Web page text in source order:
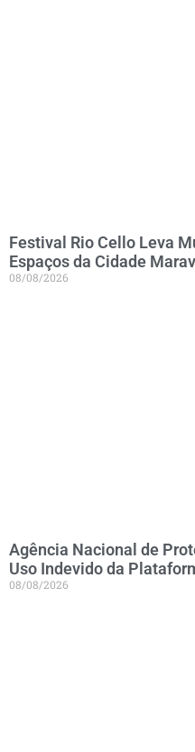
Festival Rio Cello Leva
Espaços da Cidade
08/08/2026
Agência Nacional de
Uso Indevido da
08/08/2026